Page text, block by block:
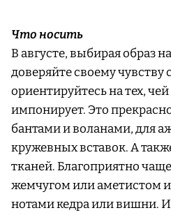
Что носить
В августе, выбирая образ
доверяйте своему чувству
ориентируйтесь на тех,
импонирует. Это
бантами и воланами, для
кружевных вставок. А
тканей. Благоприятно
жемчугом или аметистом
нотами кедра или вишни.